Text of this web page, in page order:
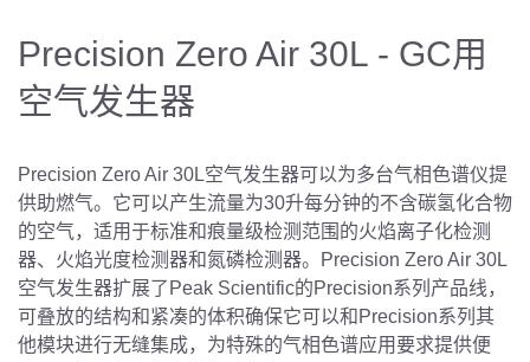
Precision Zero Air 30L - GC用
空气发生器
Precision Zero Air 30L空气发生器可以为多台气相色谱仪提
供助燃气。它可以产生流量为30升每分钟的不含碳氢化合物
的空气，适用于标准和痕量级检测范围的火焰离子化检测
器、火焰光度检测器和氮磷检测器。Precision Zero Air 30L
空气发生器扩展了Peak Scientific的Precision系列产品线，
可叠放的结构和紧凑的体积确保它可以和Precision系列其
他模块进行无缝集成，为特殊的气相色谱应用要求提供便